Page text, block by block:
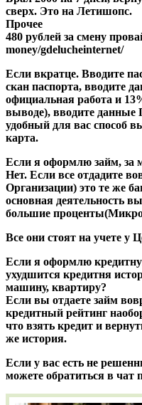
сверх. Это на Летишопс.
Прочее
480 рублей за смену
money/gdelucheinternet/
Если вкратце. Вводите
скан паспорта, вводите
официальная работа и
выводе), вводите
удобный для вас способ
карта.
Если я оформлю займ, за
Нет. Если все отдадите
Организации) это те же
основная деятельность
большие
Все они стоят на учете у
Если я оформлю
ухудшится кредитня
машину, квартиру?
Если вы отдаете займ
кредитный рейтинг
что взять кредит и
же история.
Если у вас есть не
можете обратиться в чат